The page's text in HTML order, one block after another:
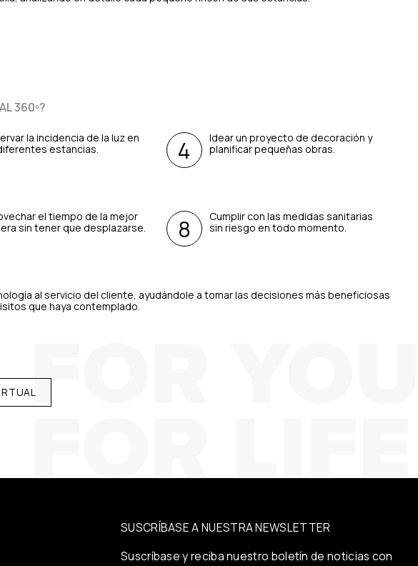
360º?
la incidencia de la luz en
estancias.
Idear un proyecto de decoración y
planificar pequeñas obras.
el tiempo de la mejor
sin tener que desplazarse.
Cumplir con las medidas sanitarias
sin riesgo en todo momento.
al servicio del cliente, ayudándole a tomar las decisiones más beneficiosas
que haya contemplado.
SUSCRÍBASE A NUESTRA NEWSLETTER
Suscríbase y reciba nuestro boletín de noticias con